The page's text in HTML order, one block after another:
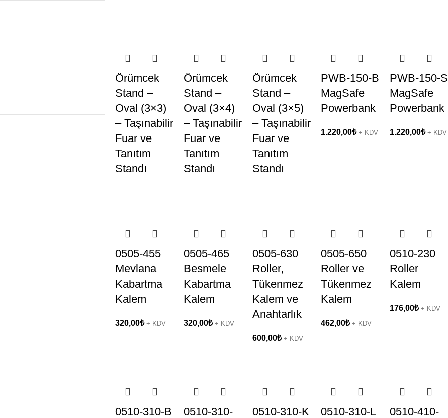
Örümcek
Stand –
Oval (3×3)
– Taşınabilir
Fuar ve
Tanıtım
Standı
Örümcek
Stand –
Oval (3×4)
– Taşınabilir
Fuar ve
Tanıtım
Standı
Örümcek
Stand –
Oval (3×5)
– Taşınabilir
Fuar ve
Tanıtım
Standı
PWB-150-B
MagSafe
Powerbank
1.220,00₺ + KDV
PWB-150-S
MagSafe
Powerbank
1.220,00₺ + KDV
0505-455
Mevlana
Kabartma
Kalem
320,00₺ + KDV
0505-465
Besmele
Kabartma
Kalem
320,00₺ + KDV
0505-630
Roller,
Tükenmez
Kalem ve
Anahtarlık
600,00₺ + KDV
0505-650
Roller ve
Tükenmez
Kalem
462,00₺ + KDV
0510-230
Roller
Kalem
176,00₺ + KDV
0510-310-B
0510-310-
0510-310-K
0510-310-L
0510-410-